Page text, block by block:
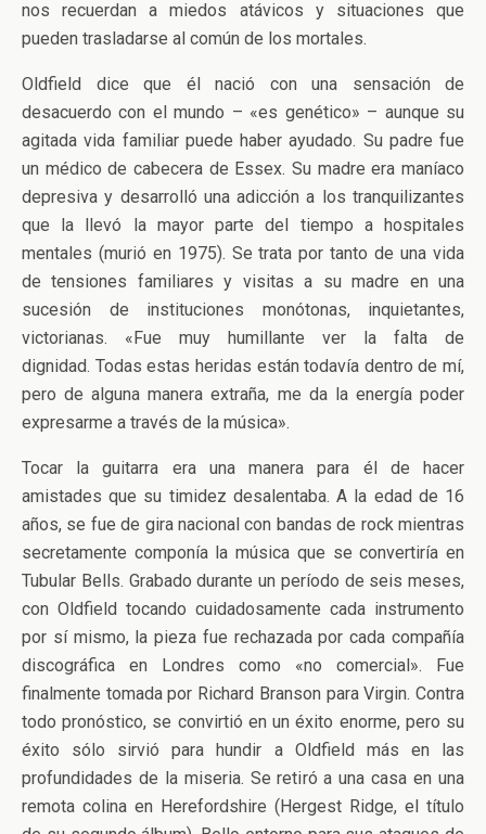
nos recuerdan a miedos atávicos y situaciones que
pueden trasladarse al común de los mortales.
Oldfield dice que él nació con una sensación de
desacuerdo con el mundo – «es genético» – aunque su
agitada vida familiar puede haber ayudado. Su padre fue
un médico de cabecera de Essex. Su madre era maníaco
depresiva y desarrolló una adicción a los tranquilizantes
que la llevó la mayor parte del tiempo a hospitales
mentales (murió en 1975). Se trata por tanto de una vida
de tensiones familiares y visitas a su madre en una
sucesión de instituciones monótonas, inquietantes,
victorianas. «Fue muy humillante ver la falta de
dignidad. Todas estas heridas están todavía dentro de mí,
pero de alguna manera extraña, me da la energía poder
expresarme a través de la música».
Tocar la guitarra era una manera para él de hacer
amistades que su timidez desalentaba. A la edad de 16
años, se fue de gira nacional con bandas de rock mientras
secretamente componía la música que se convertiría en
Tubular Bells. Grabado durante un período de seis meses,
con Oldfield tocando cuidadosamente cada instrumento
por sí mismo, la pieza fue rechazada por cada compañía
discográfica en Londres como «no comercial». Fue
finalmente tomada por Richard Branson para Virgin. Contra
todo pronóstico, se convirtió en un éxito enorme, pero su
éxito sólo sirvió para hundir a Oldfield más en las
profundidades de la miseria. Se retiró a una casa en una
remota colina en Herefordshire (Hergest Ridge, el título